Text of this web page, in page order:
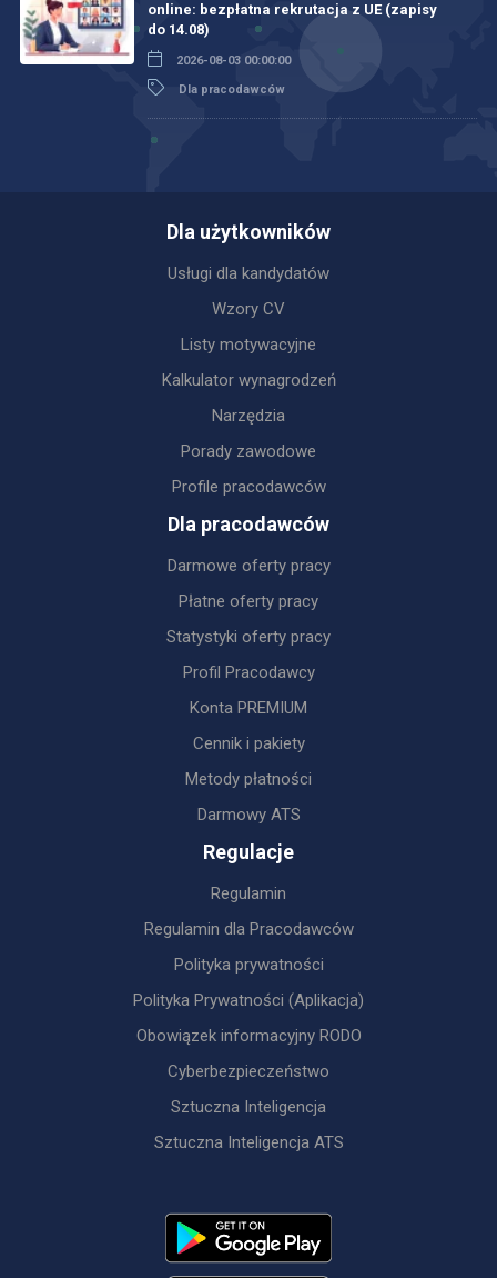
online: bezpłatna rekrutacja z UE (zapisy
do 14.08)
2026-08-03 00:00:00
Dla pracodawców
Dla użytkowników
Usługi dla kandydatów
Wzory CV
Listy motywacyjne
Kalkulator wynagrodzeń
Narzędzia
Porady zawodowe
Profile pracodawców
Dla pracodawców
Darmowe oferty pracy
Płatne oferty pracy
Statystyki oferty pracy
Profil Pracodawcy
Konta PREMIUM
Cennik i pakiety
Metody płatności
Darmowy ATS
Regulacje
Regulamin
Regulamin dla Pracodawców
Polityka prywatności
Polityka Prywatności (Aplikacja)
Obowiązek informacyjny RODO
Cyberbezpieczeństwo
Sztuczna Inteligencja
Sztuczna Inteligencja ATS